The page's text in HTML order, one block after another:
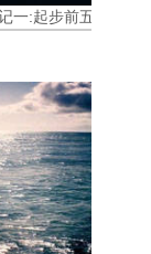
一:起步前五步骤